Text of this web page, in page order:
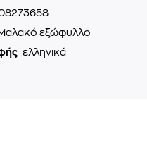
εξώφυλλο
ελληνικά